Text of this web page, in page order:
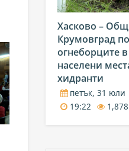
Хасково –
Крумовград
огнеборците
населени
хидранти
петък, 31 юли
19:22
1,878